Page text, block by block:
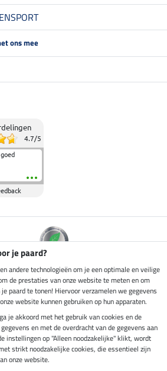
ons mee
4.7/5
Impressum
je paard?
andere technologieën om je een optimale en veilige
de prestaties van onze website te meten en om
paard te tonen! Hiervoor verzamelen we gegevens
website kunnen gebruiken op hun apparaten.
je akkoord met het gebruik van cookies en de
en met de overdracht van de gegevens aan
instellingen op "Alleen noodzakelijke" klikt, wordt
strikt noodzakelijke cookies, die essentieel zijn
onze website.